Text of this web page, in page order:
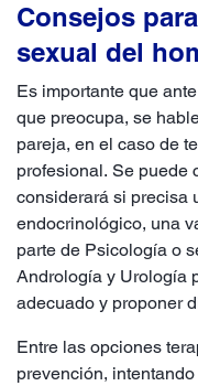
Consejos
sexual del
Es importante que
que preocupa, se
pareja, en el caso de
profesional. Se puede
considerará si precisa
endocrinológico, una
parte de Psicología o
Andrología y Urología
adecuado y proponer
Entre las opciones
prevención,